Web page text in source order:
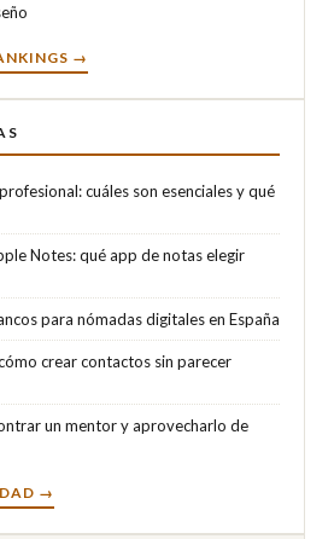
→
cuáles son esenciales y qué
Notes: qué app de notas elegir
para nómadas digitales en España
crear contactos sin parecer
un mentor y aprovecharlo de
→